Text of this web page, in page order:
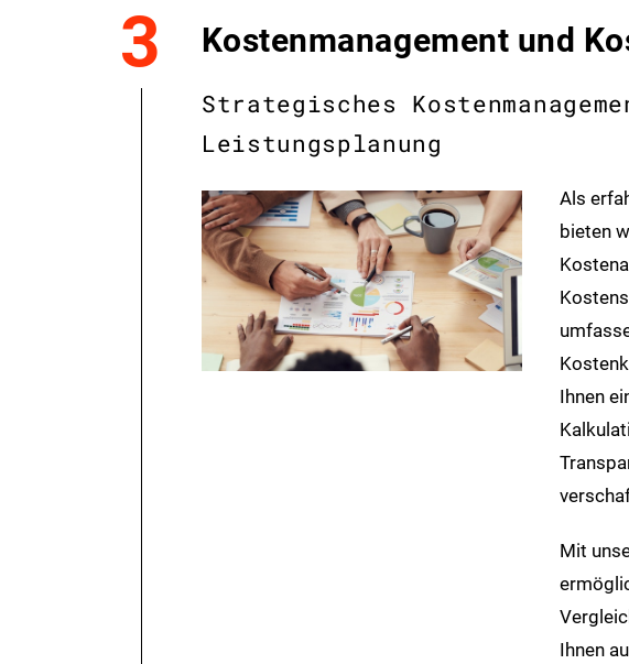
3 Kostenmanagement und
Strategisches
Leistungsplanung
Als
bieten
Ihnen
Mit
Ihnen